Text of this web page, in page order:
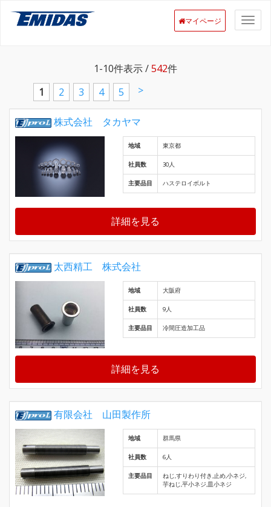
マイページ
1-10件表示 /542件
1
2 3 4 5 >
株式会社 タカヤマ
地域 東京都
社員数 30人
主要品目 ハステロイボルト
詳細を見る
太西精工 株式会社
地域 大阪府
社員数 9人
主要品目 冷間圧造加工品
詳細を見る
有限会社 山田製作所
地域 群馬県
社員数 6人
主要品目
ねじ,すりわり付き,止め,小ネジ,
芋ねじ,平小ネジ,皿小ネジ